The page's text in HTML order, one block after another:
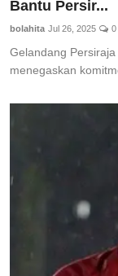
Bantu Persir...
bolahita Jul 26, 2025 0
Gelandang
menegaskan